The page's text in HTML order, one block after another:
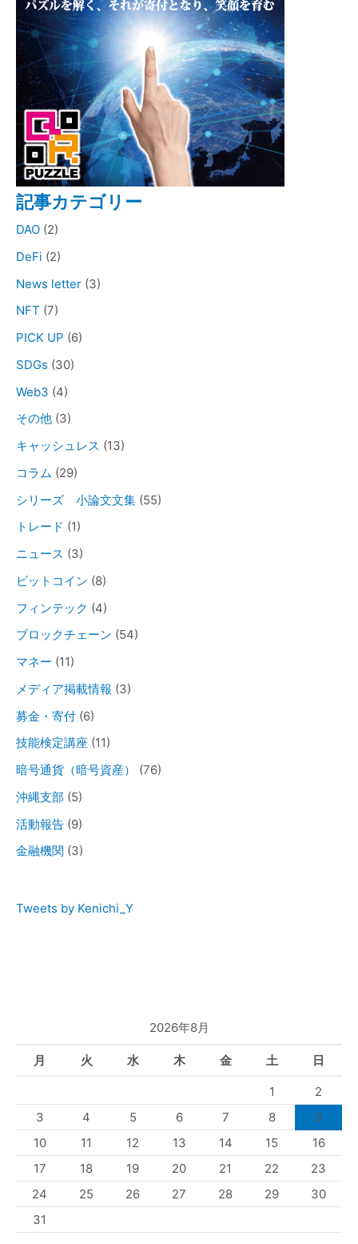
記事カテゴリー
DAO (2)
DeFi (2)
News letter (3)
NFT (7)
PICK UP (6)
SDGs (30)
Web3 (4)
その他 (3)
キャッシュレス (13)
コラム (29)
シリーズ 小論文文集 (55)
トレード (1)
ニュース (3)
ビットコイン (8)
フィンテック (4)
ブロックチェーン (54)
マネー (11)
メディア掲載情報 (3)
募金・寄付 (6)
技能検定講座 (11)
暗号通貨（暗号資産）
(76)
沖縄支部 (5)
活動報告 (9)
金融機関 (3)
Tweets by Kenichi_Y
2026年8月
月 火 水 木 金 土 日
1
2
3
4 5 6 7 8
9
10
11 12 13 14 15
16
17
18 19 20 21 22
23
24
25 26 27 28 29
30
31